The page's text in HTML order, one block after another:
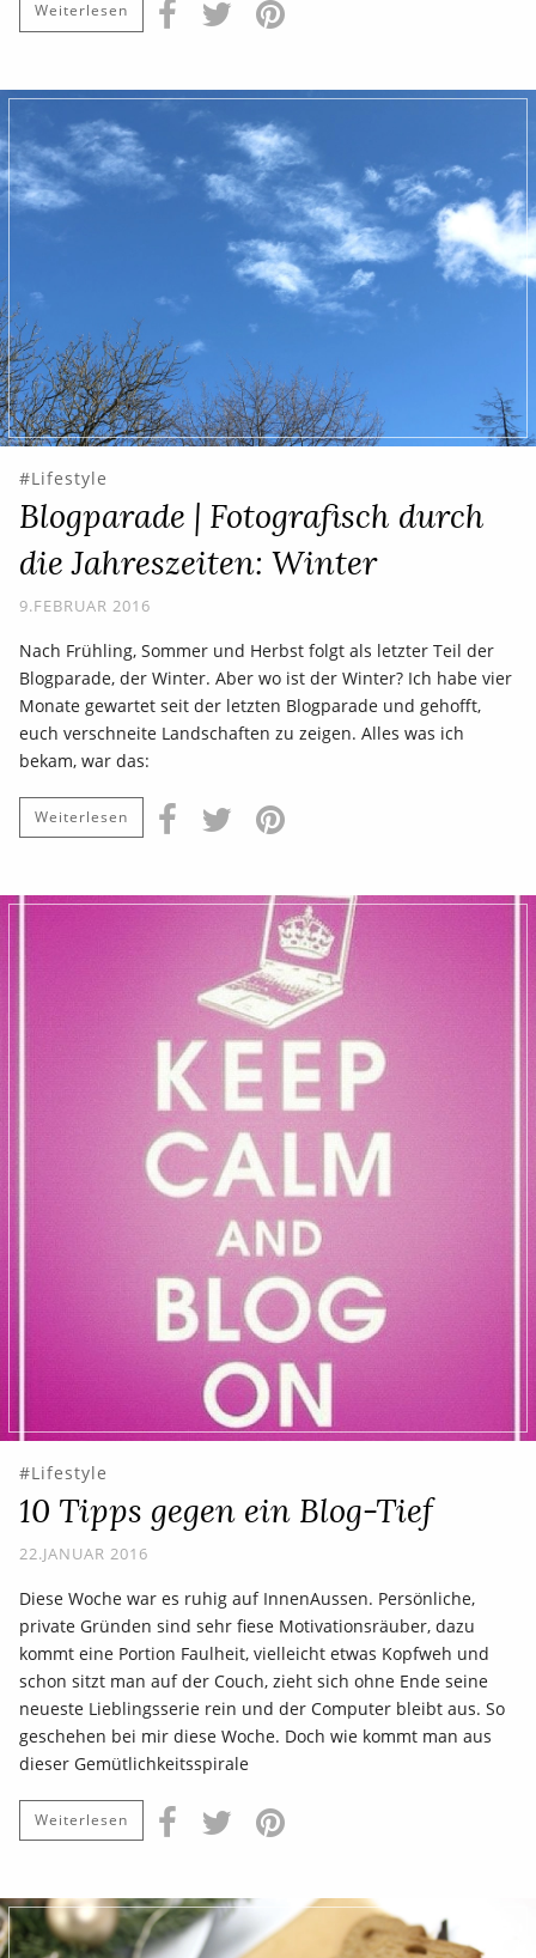
Weiterlesen
Lifestyle
Blogparade | Fotografisch durch
die Jahreszeiten: Winter
9.FEBRUAR 2016
Nach Frühling, Sommer und Herbst folgt als letzter Teil der
Blogparade, der Winter. Aber wo ist der Winter? Ich habe vier
Monate gewartet seit der letzten Blogparade und gehofft,
euch verschneite Landschaften zu zeigen. Alles was ich
bekam, war das:
Weiterlesen
Lifestyle
10 Tipps gegen ein Blog-Tief
22.JANUAR 2016
Diese Woche war es ruhig auf InnenAussen. Persönliche,
private Gründen sind sehr fiese Motivationsräuber, dazu
kommt eine Portion Faulheit, vielleicht etwas Kopfweh und
schon sitzt man auf der Couch, zieht sich ohne Ende seine
neueste Lieblingsserie rein und der Computer bleibt aus. So
geschehen bei mir diese Woche. Doch wie kommt man aus
dieser Gemütlichkeitsspirale
Weiterlesen